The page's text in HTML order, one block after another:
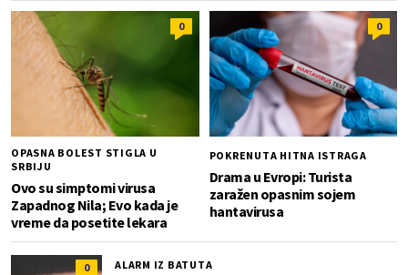
0
OPASNA BOLEST STIGLA U
SRBIJU
Ovo su simptomi virusa
Zapadnog Nila; Evo kada je
vreme da posetite lekara
0
POKRENUTA HITNA ISTRAGA
Drama u Evropi: Turista
zaražen opasnim sojem
hantavirusa
0 ALARM IZ BATUTA